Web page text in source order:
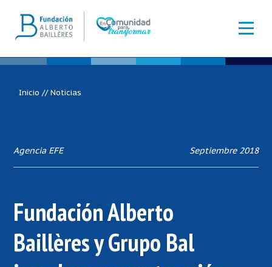
Inicio //Noticias
Agencia EFE Septiembre 2018
Fundación Alberto
Baillères y Grupo Bal